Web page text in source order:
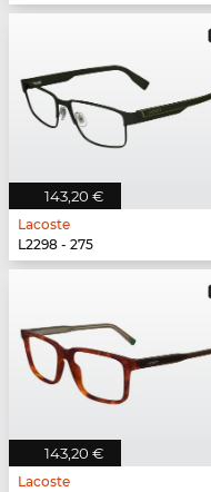
143,20 €
Lacoste
L2298 - 275
143,20 €
Lacoste